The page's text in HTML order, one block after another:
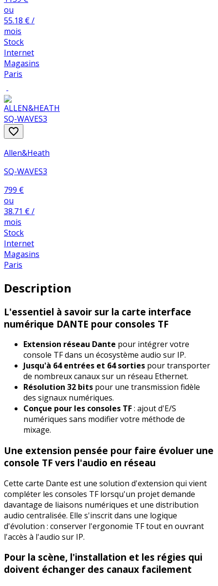
ou
55.18 €/
mois
Stock
Internet
Magasins
Paris
favorite_border
Allen&Heath
SQ-WAVES3
799 €
ou
38.71 €/
mois
Stock
Internet
Magasins
Paris
Description
L'essentiel à savoir sur la carte interface
numérique DANTE pour consoles TF
Extension réseau Dante pour intégrer votre
console TF dans un écosystème audio sur IP.
Jusqu'à 64 entrées et 64 sorties pour transporter
de nombreux canaux sur un réseau Ethernet.
Résolution 32 bits pour une transmission fidèle
des signaux numériques.
Conçue pour les consoles TF: ajout d'E/S
numériques sans modifier votre méthode de
mixage.
Une extension pensée pour faire évoluer une
console TF vers l'audio en réseau
Cette carte Dante est une solution d'extension qui vient
compléter les consoles TF lorsqu'un projet demande
davantage de liaisons numériques et une distribution
audio centralisée. Elle s'inscrit dans une logique
d'évolution : conserver l'ergonomie TF tout en ouvrant
l'accès à l'audio sur IP.
Pour la scène, l'installation et les régies qui
doivent échanger des canaux facilement